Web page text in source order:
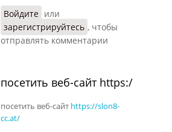
Войдите или
зарегистрируйтесь , чтобы
отправлять комментарии
посетить веб-сайт https:/
посетить веб-сайт https://slon8-
cc.at/